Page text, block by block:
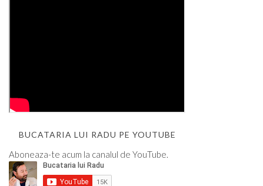
BUCATARIA LUI RADU PE YOUTUBE
Aboneaza-te acum la canalul de YouTube.